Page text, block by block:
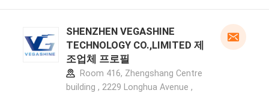
SHENZHEN VEGASHINE
TECHNOLOGY CO.,LIMITED 제
조업체 프로필
Room 416, Zhengshang Centre
building , 2229 Longhua Avenue ,